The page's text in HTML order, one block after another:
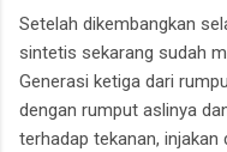
Setelah dikembangkan
sintetis sekarang sudah
Generasi ketiga dari
dengan rumput aslinya
terhadap tekanan, injakan